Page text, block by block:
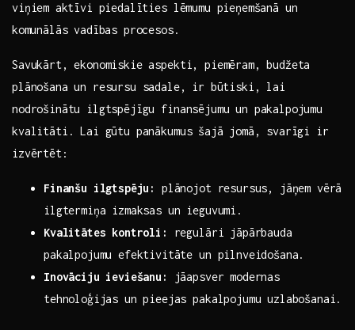
viņiem⁣ aktīvi piedalīties lēmumu pieņemšanā un
⁢komunālās vadības procesos.
Savukārt, ekonomiskie aspekti, piemēram, budžeta
plānošana un resursu sadale, ⁢ir būtiski, lai
nodrošinātu ilgtspējīgu finansējumu un pakalpojumu
kvalitāti.‌ Lai gūtu panākumus šajā⁣ jomā, svarīgi‌ ir
izvērtēt:
Finanšu ilgtspēju:
plānojot resursus, jāņem vērā
ilgtermiņa izmaksas un ieguvumi.
Kvalitātes‌ kontroli:
regulāri jāpārbauda
pakalpojumu efektivitāte un pilnveidošana.
Inovāciju ieviešanu:
jāapsver modernas
tehnoloģijas un pieejas pakalpojumu uzlabošanai.